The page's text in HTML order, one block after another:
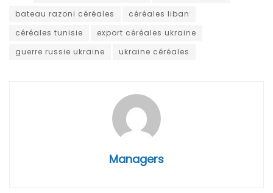
bateau razoni céréales
céréales liban
céréales tunisie
export céréales ukraine
guerre russie ukraine
ukraine céréales
Managers